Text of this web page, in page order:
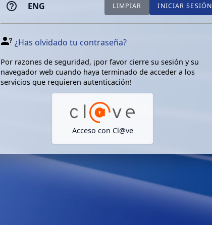
ENG LIMPIAR INICIAR SESIÓN
¿Has olvidado tu contraseña?
Por razones de seguridad, ¡por favor cierre su sesión y su
navegador web cuando haya terminado de acceder a los
servicios que requieren autenticación!